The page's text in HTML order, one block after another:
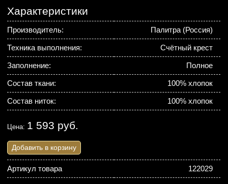
Характеристики
Производитель: Палитра (Россия)
Техника выполнения: Счётный крест
Заполнение: Полное
Состав ткани: 100% хлопок
Состав ниток: 100% хлопок
Цена: 1 593 руб.
Добавить в корзину
Артикул товара 122029